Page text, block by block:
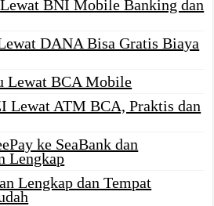
BNI Mobile Banking dan
DANA Bisa Gratis Biaya
Lewat BCA Mobile
Lewat ATM BCA, Praktis dan
ke SeaBank dan
Lengkap
Lengkap dan Tempat